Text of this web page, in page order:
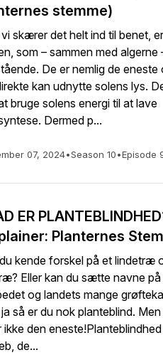
stemme)
skærer det helt ind til benet,
som – sammen med algerne
De er nemlig de eneste
kan udnytte solens lys.
bruge solens energi til at lave
Dermed p...
07, 2024•Season 10•Episode
ER
Planternes
kende forskel på et lindetræ
Eller kan du sætte navne
og landets mange
så er du nok planteblind.
ikke den
de...